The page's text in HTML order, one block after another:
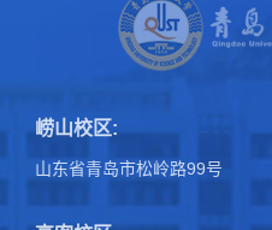
崂山校区:
山东省青岛市松岭路99号